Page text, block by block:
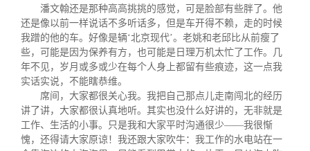
潘文翰还是那种高高挑挑的感觉，可是脸部有些胖了。他
还是像以前一样说话不多听话多，但是车开得不赖，走的时候
我蹭的他的车。好像是辆‘北京现代’。老姚和老邱比从前瘦了
些，可能是因为保养有方，也可能是日理万机太忙了工作。几
年不见，岁月或多或少在每个人身上都留有些痕迹，这一点我
实话实说，不能瞎恭维。
席间，大家都很关心我。我把自己那点儿走南闯北的经历
讲了讲，大家都很认真地听。其实也没什么好讲的，无非就是
工作、生活的小事。只是我和大家平时沟通很少——我很惭
愧，还得请大家原谅！我还跟大家吹牛：我工作的水电站在一